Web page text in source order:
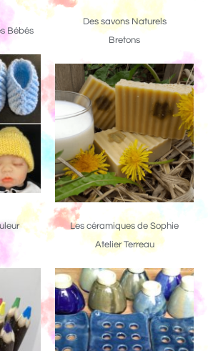
Bébés
Des savons Naturels
Bretons
Les céramiques de Sophie
Atelier Terreau